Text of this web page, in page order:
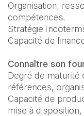
Organisation,
compétences.
Stratégie
Capacité de
Connaître son
Degré de
références,
Capacité de
mise à